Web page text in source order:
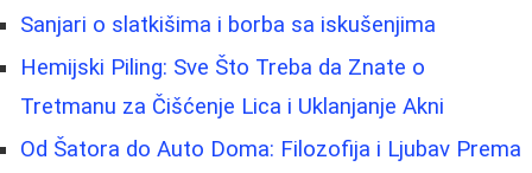
Sanjari o slatkišima i borba sa iskušenjima
Hemijski Piling: Sve Što Treba da Znate o
Tretmanu za Čišćenje Lica i Uklanjanje Akni
Od Šatora do Auto Doma: Filozofija i Ljubav Prema